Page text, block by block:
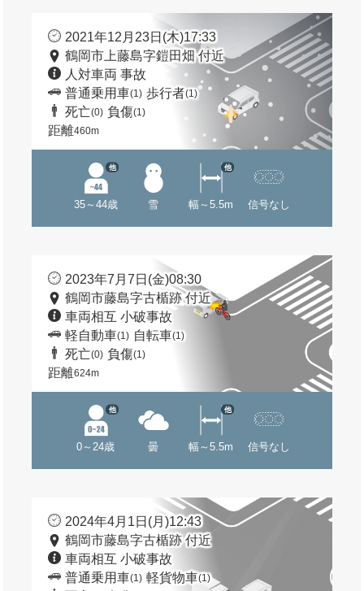
2021年12月23日(木)17:33
鶴岡市上藤島字鎧田畑 付近
人対車両 事故
普通乗用車(1) 歩行者(1)
死亡(0) 負傷(1)
距離460m
35～44歳
他
雪 幅～5.5m
他
信号なし
2023年7月7日(金)08:30
鶴岡市藤島字古楯跡 付近
車両相互 小破事故
軽自動車(1) 自転車(1)
死亡(0) 負傷(1)
距離624m
0～24歳
他
曇 幅～5.5m
他
信号なし
2024年4月1日(月)12:43
鶴岡市藤島字古楯跡 付近
車両相互 小破事故
普通乗用車(1) 軽貨物車(1)